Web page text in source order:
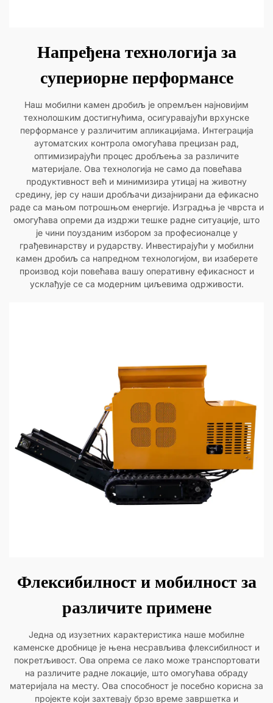
Напређена технологија за
супериорне перформансе
Наш мобилни камен дробиљ је опремљен најновијим
технолошким достигнућима, осигуравајући врхунске
перформансе у различитим апликацијама. Интеграција
аутоматских контрола омогућава прецизан рад,
оптимизирајући процес дробљења за различите
материјале. Ова технологија не само да повећава
продуктивност већ и минимизира утицај на животну
средину, јер су наши дробљачи дизајнирани да ефикасно
раде са мањом потрошњом енергије. Изградња је чврста и
омогућава опреми да издржи тешке радне ситуације, што
је чини поузданим избором за професионалце у
грађевинарству и рударству. Инвестирајући у мобилни
камен дробиљ са напредном технологијом, ви изаберете
производ који повећава вашу оперативну ефикасност и
усклађује се са модерним циљевима одрживости.
Флексибилност и мобилност за
различите примене
Једна од изузетних карактеристика наше мобилне
каменске дробнице је њена несрављива флексибилност и
покретљивост. Ова опрема се лако може транспортовати
на различите радне локације, што омогућава обраду
материјала на месту. Ова способност је посебно корисна за
пројекте који захтевају брзо време завршетка и